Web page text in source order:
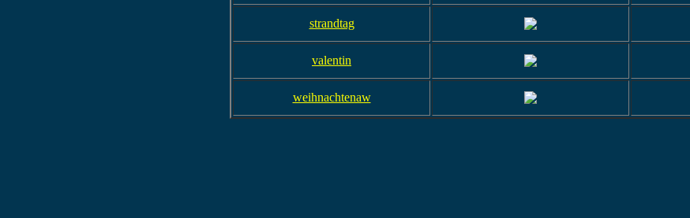
strandtag
valentin
weihnachtenaw